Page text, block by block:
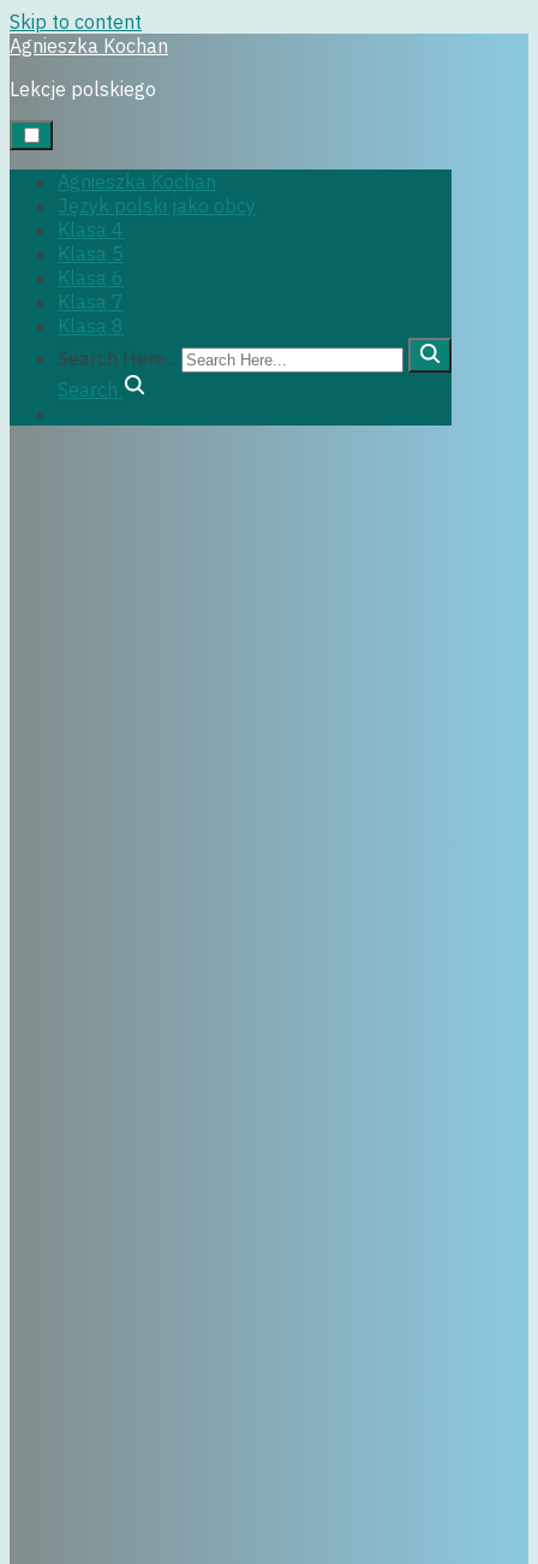
Skip to content
Agnieszka Kochan
Lekcje polskiego
Agnieszka Kochan
Język polski jako obcy
Klasa 4
Klasa 5
Klasa 6
Klasa 7
Klasa 8
Search Here...
Search
klasa4